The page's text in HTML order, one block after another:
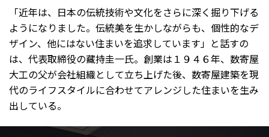
「近年は、日本の伝統技術や文化をさらに深く掘り下げる
ようになりました。伝統美を生かしながらも、個性的なデ
ザイン、他にはない住まいを追求しています」と話すの
は、代表取締役の藏持圭一氏。創業は１９４６年、数寄屋
大工の父が会社組織として立ち上げた後、数寄屋建築を現
代のライフスタイルに合わせてアレンジした住まいを生み
出している。